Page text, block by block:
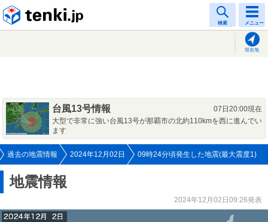
検索 メニュー
現在地
台風13号情報
07日20:00現在
大型で非常に強い台風13号が那覇市の北約110kmを西に進んでい
ます
過去の地震情報 2024年12月02日 09時24分頃発生した地震(最大震度1)
地震情報
2024年12月02日09:26発表